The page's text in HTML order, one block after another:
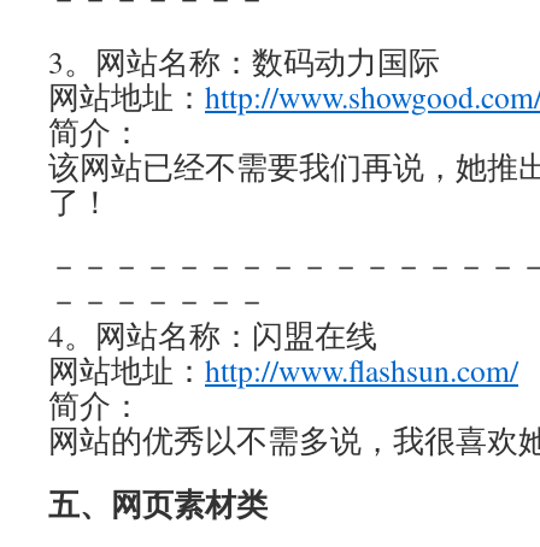
3。网站名称：数码动力国际
网站地址： http://
简介：
该网站已经不需要我们再说，她推
了！
－－－－－－－－－－－－－－－
－－－－－－－
4。网站名称：闪盟在线
网站地址： http://www.flashsun.com/
简介：
网站的优秀以不需多说，我很喜欢
五、网页素材类